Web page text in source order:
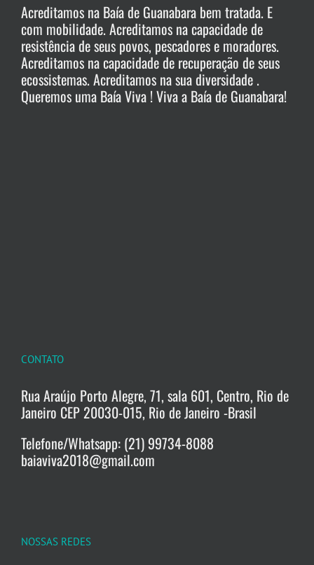
Acreditamos na Baía de Guanabara bem tratada. E
com mobilidade. Acreditamos na capacidade de
resistência de seus povos, pescadores e moradores.
Acreditamos na capacidade de recuperação de seus
ecossistemas. Acreditamos na sua diversidade .
Queremos uma Baía Viva ! Viva a Baía de Guanabara!
CONTATO
Rua Araújo Porto Alegre, 71, sala 601, Centro, Rio de
Janeiro CEP 20030-015, Rio de Janeiro -Brasil
Telefone/Whatsapp: (21) 99734-8088
baiaviva2018@gmail.com
NOSSAS REDES